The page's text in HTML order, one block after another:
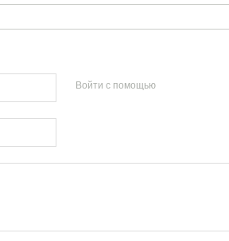
Войти с помощью